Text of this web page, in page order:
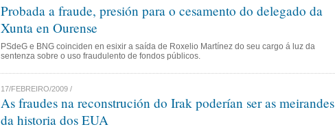
Probada a fraude, presión para o cesamento do delegado da
Xunta en Ourense
PSdeG e BNG coinciden en esixir a saída de Roxelio Martínez do seu cargo á luz da
sentenza sobre o uso fraudulento de fondos públicos.
17/FEBREIRO/2009 /
As fraudes na reconstrución do Irak poderían ser as meirandes
da historia dos EUA